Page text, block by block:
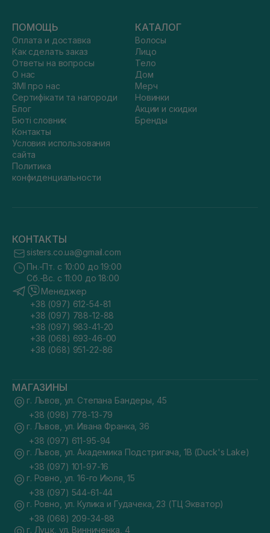
ПОМОЩЬ
Оплата и доставка
Как сделать заказ
Ответы на вопросы
О нас
ЗМІ про нас
Сертифікати та нагороди
Блог
Бюті словник
Контакты
Условия использования
сайта
Политика
конфиденциальности
КАТАЛОГ
Волосы
Лицо
Тело
Дом
Мерч
Новинки
Акции и скидки
Бренды
КОНТАКТЫ
sisters.co.ua@gmail.com
Пн.-Пт. с 10:00 до 19:00
Сб.-Вс. с 11:00 до 18:00
Менеджер
+38 (097) 612-54-81
+38 (097) 788-12-88
+38 (097) 983-41-20
+38 (068) 693-46-00
+38 (068) 951-22-86
МАГАЗИНЫ
г. Львов, ул. Степана Бандеры, 45
+38 (098) 778-13-79
г. Львов, ул. Ивана Франка, 36
+38 (097) 611-95-94
г. Львов, ул. Академика Подстригача, 1В (Duck's Lake)
+38 (097) 101-97-16
г. Ровно, ул. 16-го Июля, 15
+38 (097) 544-61-44
г. Ровно, ул. Кулика и Гудачека, 23 (ТЦ Экватор)
+38 (068) 209-34-88
г. Луцк, ул. Винниченка, 4